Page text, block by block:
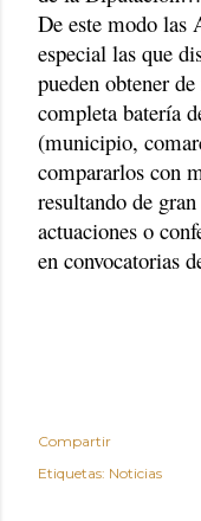
De este modo las
especial las que
pueden obtener
completa batería
(municipio,
compararlos con
resultando de
actuaciones o
en convocatorias
Compartir
Etiquetas: Noticias